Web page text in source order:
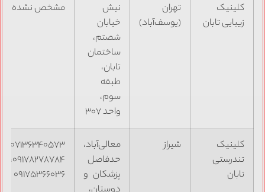
کلینیک
زیبایی تابان
تهران
(یوسف‌آباد)
نبش
خیابان
شصتم،
ساختمان
تابان،
طبقه
سوم،
واحد ۳۰۷
مشخص نشده
کلینیک
تندرستی
تابان
شیراز
معالی‌آباد،
حدفاصل
پزشکان و
۰۹۱۷۸۲۷۸۷۸۴،
۰۹۱۷۵۳۶۶۰۳۶